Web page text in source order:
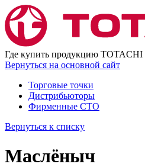
Где купить продукцию TOTACHI
Вернуться на основной сайт
Торговые точки
Дистрибьюторы
Фирменные СТО
Вернуться к списку
Маслёныч